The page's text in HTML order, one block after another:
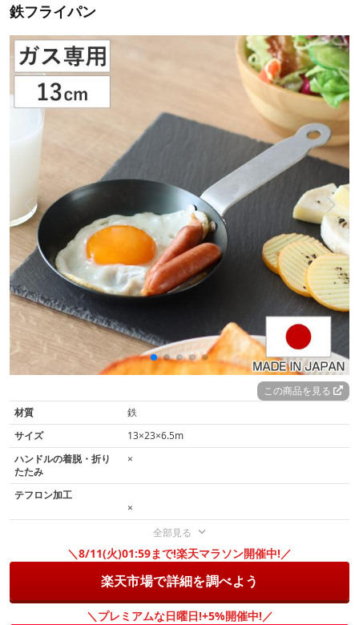
鉄フライパン
この商品を見る
材質
鉄
サイズ
13×23×6.5m
ハンドルの着脱・折り
たたみ
×
テフロン加工
×
全部見る
＼8/11(火)01:59まで!楽天マラソン開催中!／
楽天市場で詳細を調べよう
＼プレミアムな日曜日!+5%開催中!／